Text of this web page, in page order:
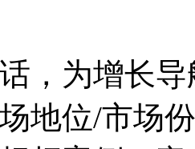
，为增长导
地位/市场